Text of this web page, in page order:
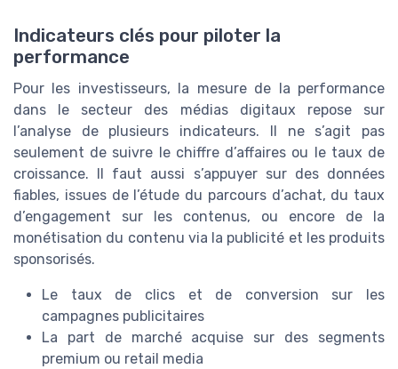
Indicateurs clés pour piloter la
performance
Pour les investisseurs, la mesure de la performance
dans le secteur des médias digitaux repose sur
l’analyse de plusieurs indicateurs. Il ne s’agit pas
seulement de suivre le chiffre d’affaires ou le taux de
croissance. Il faut aussi s’appuyer sur des données
fiables, issues de l’étude du parcours d’achat, du taux
d’engagement sur les contenus, ou encore de la
monétisation du contenu via la publicité et les produits
sponsorisés.
Le taux de clics et de conversion sur les
campagnes publicitaires
La part de marché acquise sur des segments
premium ou retail media